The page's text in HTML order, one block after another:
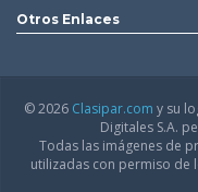
Otros Enlaces
© 2026 Clasipar.com y su
Digitales S.A.
Todas las imágenes de
utilizadas con permiso de